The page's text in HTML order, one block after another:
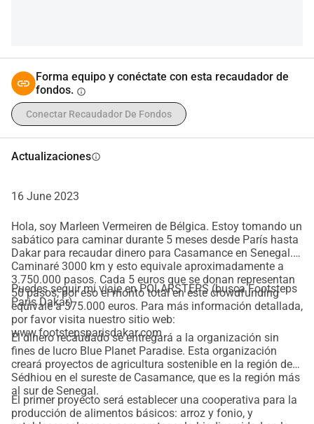
Forma equipo y conéctate con esta recaudador de
fondos. info
Conectar Recaudador De Fondos
Actualizacionesinfo
16 June 2023
Hola, soy Marleen Vermeiren de Bélgica. Estoy tomando un
sabático para caminar durante 5 meses desde París hasta
Dakar para recaudar dinero para Casamance en Senegal.
Caminaré 3000 km y esto equivale aproximadamente a
3.750.000 pasos. Cada 5 euros que se donan representan
50 pasos, por eso el monto total en este crowdfunding
equivale a 375.000 euros. Para más información detallada,
por favor visita nuestro sitio web:
www.footstepsparisdakar.com
Puedes seguir mi viaje en POLARSTEPS (busca Footsteps
Paris Dakar)
El dinero recaudado se entregará a la organización sin
fines de lucro Blue Planet Paradise. Esta organización
creará proyectos de agricultura sostenible en la región de
Sédhiou en el sureste de Casamance, que es la región más
al sur de Senegal.
El primer proyecto será establecer una cooperativa para la
producción de alimentos básicos: arroz y fonio, y